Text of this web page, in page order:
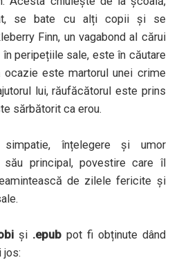
se bate cu alți copii și se
Finn, un vagabond al cărui
în peripețiile sale, este în căutare
ocazie este martorul unei crime
lui, răufăcătorul este prins
sărbătorit ca erou.
înțelegere și umor
său principal, povestire care îl
de zilele fericite și
și .epubpot fi obținute dând
jos: